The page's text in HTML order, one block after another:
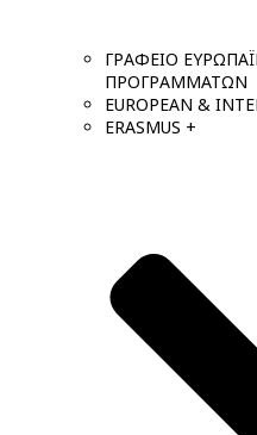
ΓΡΑΦΕΙΟ
ΠΡΟΓΡΑΜΜΑΤΩΝ
EUROPEAN &
ERASMUS +